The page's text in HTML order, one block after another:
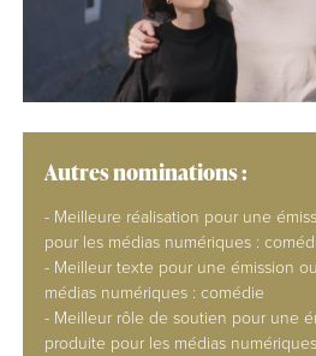
Autres nominations :
- Meilleure réalisation pour une
pour les médias numériques :
- Meilleur texte pour une émission
médias numériques : comédie
- Meilleur rôle de soutien pour une
produite pour les médias